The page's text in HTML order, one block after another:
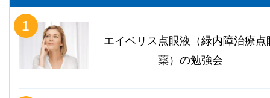
1
エイベリス点眼液（緑内障治療点
薬）の勉強会